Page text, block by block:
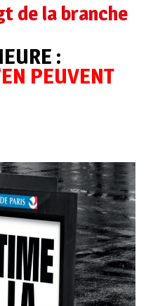
de la branche
:
PEUVENT